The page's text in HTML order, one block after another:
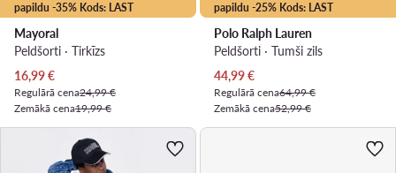
papildu -35% Kods: LAST
Mayoral
Peldšorti · Tirkīzs
Pašreizējā cena
16,99€
Regulārā cena24,99 €
Zemākā cena19,99 €
papildu -25% Kods: LAST
Polo Ralph Lauren
Peldšorti · Tumši zils
Pašreizējā cena
44,99€
Regulārā cena64,99 €
Zemākā cena52,99 €